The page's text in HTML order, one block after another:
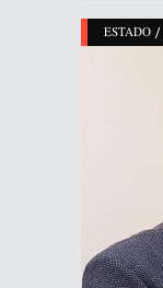
ESTADO /